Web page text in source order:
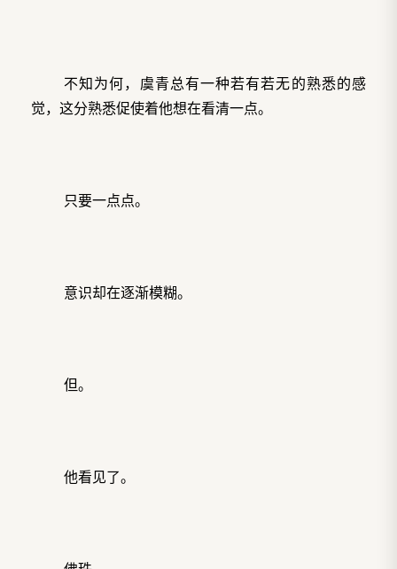
不知为何，虞青总有一种若有若无的熟悉的感
觉，这分熟悉促使着他想在看清一点。
只要一点点。
意识却在逐渐模糊。
但。
他看见了。